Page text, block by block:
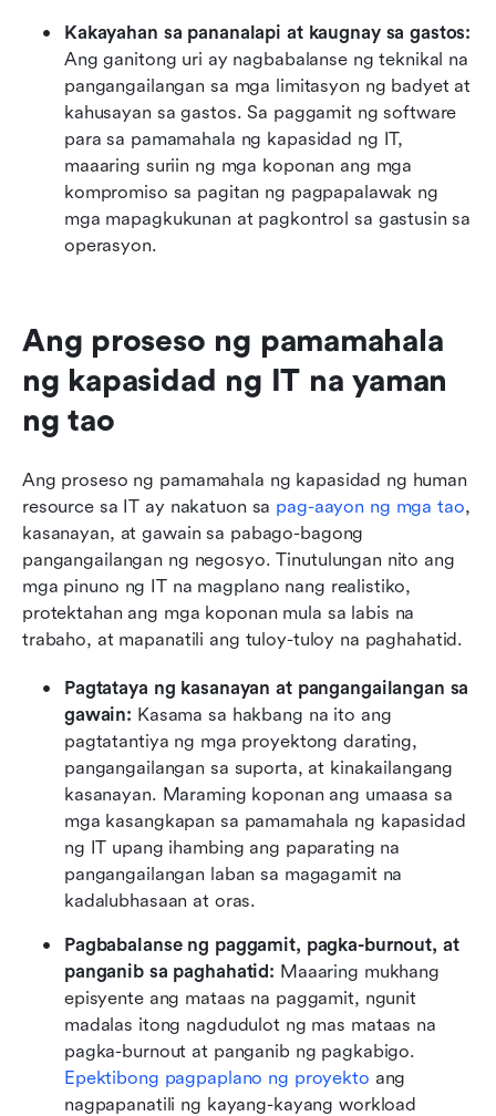
Kakayahan sa pananalapi at kaugnay sa gastos:
Ang ganitong uri ay nagbabalanse ng teknikal na
pangangailangan sa mga limitasyon ng badyet at
kahusayan sa gastos. Sa paggamit ng software
para sa pamamahala ng kapasidad ng IT,
maaaring suriin ng mga koponan ang mga
kompromiso sa pagitan ng pagpapalawak ng
mga mapagkukunan at pagkontrol sa gastusin sa
operasyon.
Ang proseso ng pamamahala
ng kapasidad ng IT na yaman
ng tao
Ang proseso ng pamamahala ng kapasidad ng human
resource sa IT ay nakatuon sa pag-aayon ng mga tao,
kasanayan, at gawain sa pabago-bagong
pangangailangan ng negosyo. Tinutulungan nito ang
mga pinuno ng IT na magplano nang realistiko,
protektahan ang mga koponan mula sa labis na
trabaho, at mapanatili ang tuloy-tuloy na paghahatid.
Pagtataya ng kasanayan at pangangailangan sa
gawain: Kasama sa hakbang na ito ang
pagtatantiya ng mga proyektong darating,
pangangailangan sa suporta, at kinakailangang
kasanayan. Maraming koponan ang umaasa sa
mga kasangkapan sa pamamahala ng kapasidad
ng IT upang ihambing ang paparating na
pangangailangan laban sa magagamit na
kadalubhasaan at oras.
Pagbabalanse ng paggamit, pagka-burnout, at
panganib sa paghahatid: Maaaring mukhang
episyente ang mataas na paggamit, ngunit
madalas itong nagdudulot ng mas mataas na
Epektibong pagpaplano ng proyekto ang
nagpapanatili ng kayang-kayang workload